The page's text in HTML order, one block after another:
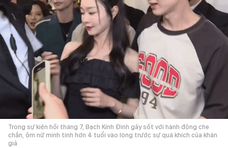
Trong sự kiện hồi tháng 7, Bạch Kính Đình gây sốt với hành động che
chắn, ôm nữ minh tinh hơn 4 tuổi vào lòng trước sự quá khích của khán
giả